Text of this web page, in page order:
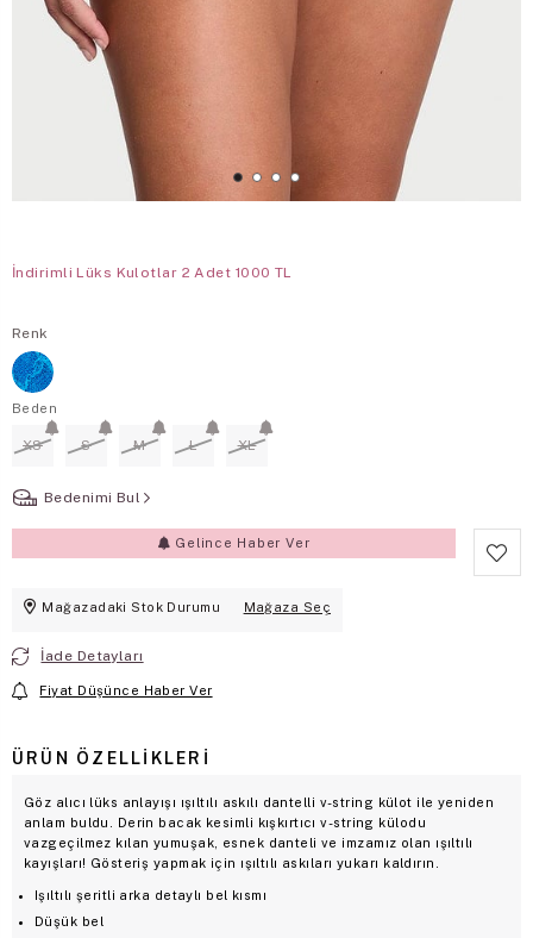
İndirimli Lüks Kulotlar 2 Adet 1000 TL
Renk
Beden
XS S M L XL
Bedenimi Bul
Gelince Haber Ver
Mağazadaki Stok Durumu Mağaza Seç
İade Detayları
Fiyat Düşünce Haber Ver
ÜRÜN ÖZELLIKLERI
Göz alıcı lüks anlayışı ışıltılı askılı dantelli v-string külot ile yeniden
anlam buldu. Derin bacak kesimli kışkırtıcı v-string külodu
vazgeçilmez kılan yumuşak, esnek danteli ve imzamız olan ışıltılı
kayışları! Gösteriş yapmak için ışıltılı askıları yukarı kaldırın.
Işıltılı şeritli arka detaylı bel kısmı
Düşük bel